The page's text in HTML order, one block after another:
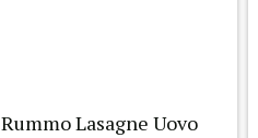
Rummo Lasagne Uovo